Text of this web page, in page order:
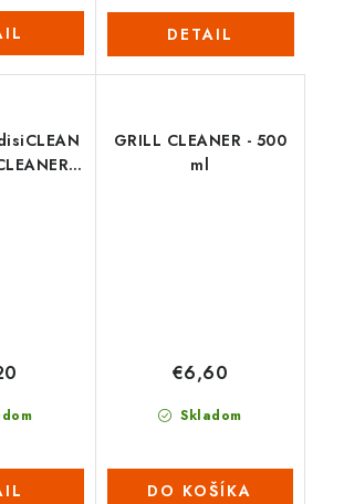
DETAIL
GRILL CLEANER - 500
ml
Skladom
€6,60
DO KOŠÍKA